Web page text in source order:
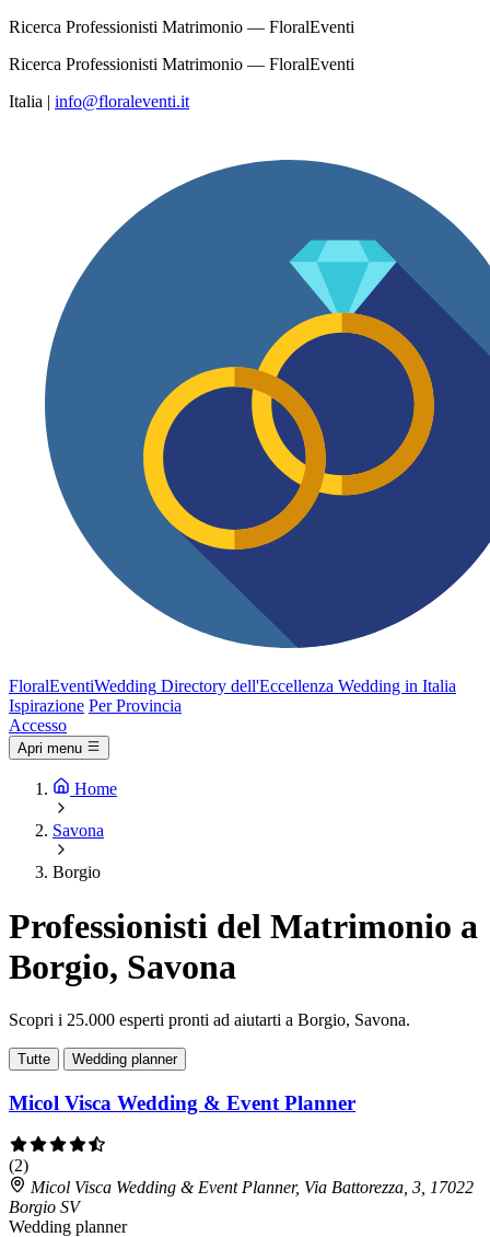
Ricerca Professionisti Matrimonio — FloralEventi
Ricerca Professionisti Matrimonio — FloralEventi
Italia | info@floraleventi.it
FloralEventiWedding Directory dell'Eccellenza Wedding in Italia
Ispirazione Per Provincia
Accesso
Apri menu
Home
Savona
Borgio
Professionisti del Matrimonio a
Borgio, Savona
Scopri i 25.000 esperti pronti ad aiutarti a Borgio, Savona.
Tutte Wedding planner
Micol Visca Wedding & Event Planner
(2)
Micol Visca Wedding & Event Planner, Via Battorezza, 3, 17022
Borgio SV
Wedding planner